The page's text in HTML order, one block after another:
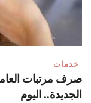
خدمات
صرف مرتبات
الجديدة.. اليوم